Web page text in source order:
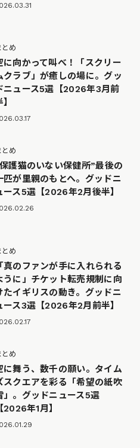
とめ
に向かって叫べ！「スクリー
クラブ」が癒しの場に。グッ
ニュース5選【2026年3月前
とめ
護猫のいない保健所”最後の
匹が里親のもとへ。グッドニ
ース5選【2026年2月後半】
とめ
「真のファンが手に入れられる
うに」チケット転売規制に向
たイギリスの動き。グッドニ
ース3選【2026年2月前半】
とめ
に舞う、数千の願い。タイム
スクエアを彩る「希望の紙吹
」。グッドニュース5選
【2026年1月】